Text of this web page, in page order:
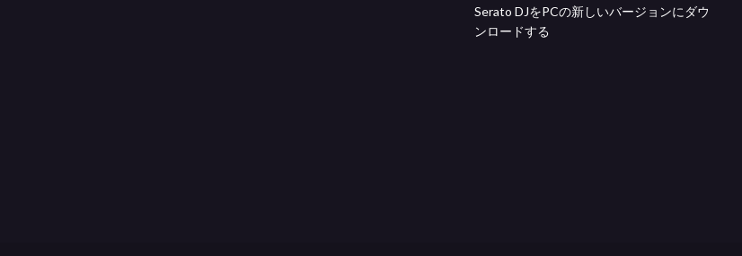
Serato DJをPCの新しいバージョンにダウ
ンロードする